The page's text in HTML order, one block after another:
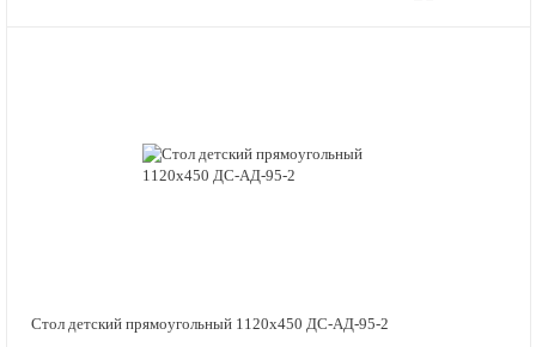
Стол детский прямоугольный 1120х450 ДС-АД-95-2